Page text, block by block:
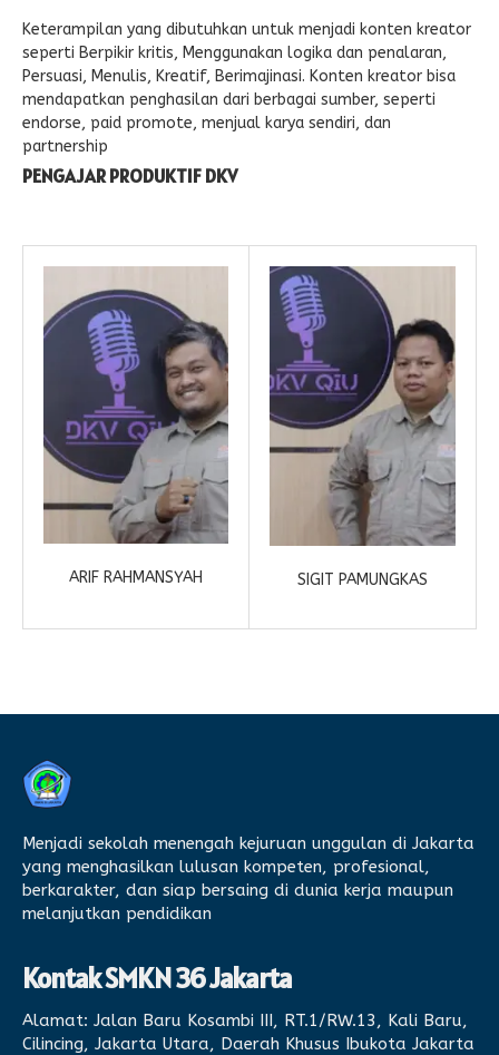
Keterampilan yang dibutuhkan untuk menjadi konten kreator
seperti Berpikir kritis, Menggunakan logika dan penalaran,
Persuasi, Menulis, Kreatif, Berimajinasi. Konten kreator bisa
mendapatkan penghasilan dari berbagai sumber, seperti
endorse, paid promote, menjual karya sendiri, dan
partnership
PENGAJAR PRODUKTIF DKV
ARIF RAHMANSYAH SIGIT PAMUNGKAS
Menjadi sekolah menengah kejuruan unggulan di Jakarta
yang menghasilkan lulusan kompeten, profesional,
berkarakter, dan siap bersaing di dunia kerja maupun
melanjutkan pendidikan
Kontak SMKN 36 Jakarta
Alamat: Jalan Baru Kosambi III, RT.1/RW.13, Kali Baru,
Cilincing, Jakarta Utara, Daerah Khusus Ibukota Jakarta